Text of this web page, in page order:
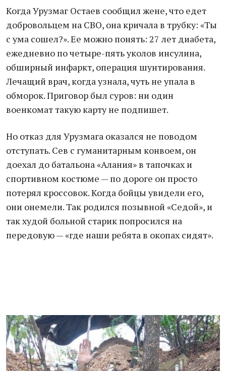
Когда Урузмаг Остаев сообщил жене, что едет
добровольцем на СВО, она кричала в трубку: «Ты
с ума сошел?». Ее можно понять: 27 лет диабета,
ежедневно по четыре-пять уколов инсулина,
обширный инфаркт, операция шунтирования.
Лечащий врач, когда узнала, чуть не упала в
обморок. Приговор был суров: ни один
военкомат такую карту не подпишет.
Но отказ для Урузмага оказался не поводом
отступать. Сев с гуманитарным конвоем, он
доехал до батальона «Алания» в тапочках и
спортивном костюме — по дороге он просто
потерял кроссовок. Когда бойцы увидели его,
они онемели. Так родился позывной «Седой», и
так худой больной старик попросился на
передовую — «где наши ребята в окопах сидят».